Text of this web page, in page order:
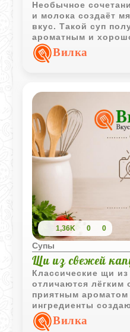
Необычное
и молока создаёт
вкус. Такой суп
ароматным и
домашнего обеда в
года.Вилка
1,36K 0 0
Супы
Щи из свежей
Классические щи
отличаются
приятным
ингредиенты
первое блюдо,
раскрывается после
Вилка